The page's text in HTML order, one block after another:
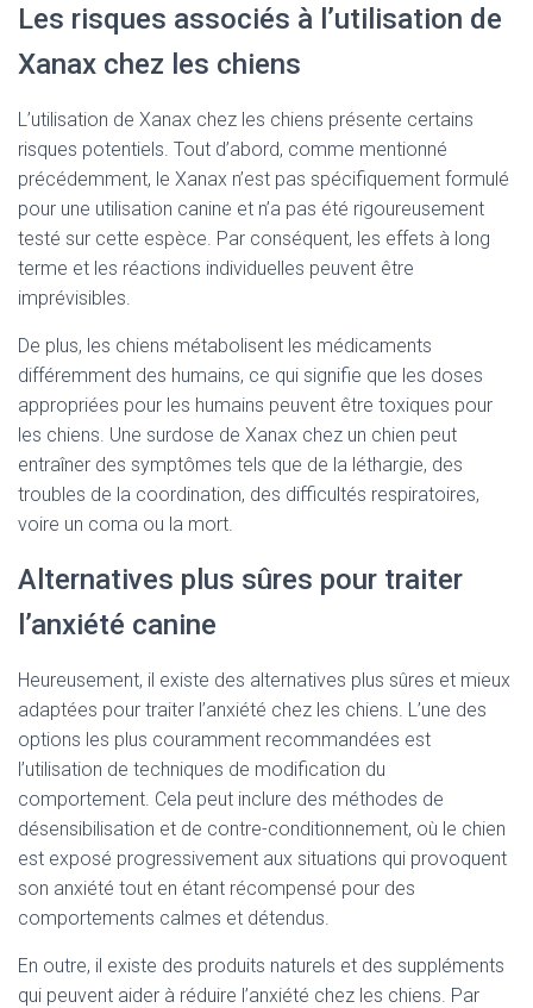
Les risques associés à l’utilisation de
Xanax chez les chiens
L’utilisation de Xanax chez les chiens présente certains
risques potentiels. Tout d’abord, comme mentionné
précédemment, le Xanax n’est pas spécifiquement formulé
pour une utilisation canine et n’a pas été rigoureusement
testé sur cette espèce. Par conséquent, les effets à long
terme et les réactions individuelles peuvent être
imprévisibles.
De plus, les chiens métabolisent les médicaments
différemment des humains, ce qui signifie que les doses
appropriées pour les humains peuvent être toxiques pour
les chiens. Une surdose de Xanax chez un chien peut
entraîner des symptômes tels que de la léthargie, des
troubles de la coordination, des difficultés respiratoires,
voire un coma ou la mort.
Alternatives plus sûres pour traiter
l’anxiété canine
Heureusement, il existe des alternatives plus sûres et mieux
adaptées pour traiter l’anxiété chez les chiens. L’une des
options les plus couramment recommandées est
l’utilisation de techniques de modification du
comportement. Cela peut inclure des méthodes de
désensibilisation et de contre-conditionnement, où le chien
est exposé progressivement aux situations qui provoquent
son anxiété tout en étant récompensé pour des
comportements calmes et détendus.
En outre, il existe des produits naturels et des suppléments
qui peuvent aider à réduire l’anxiété chez les chiens. Par